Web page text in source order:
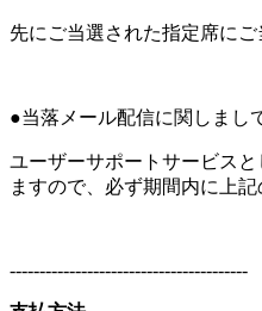
先にご当選された指定席に
●当落メール配信に関しまし
ユーザーサポートサービス
ますので、必ず期間内に上
----------------------------------------